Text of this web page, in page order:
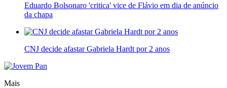
Eduardo Bolsonaro 'critica' vice de Flávio em dia de anúncio
da chapa
CNJ decide afastar Gabriela Hardt por 2 anos
Mais